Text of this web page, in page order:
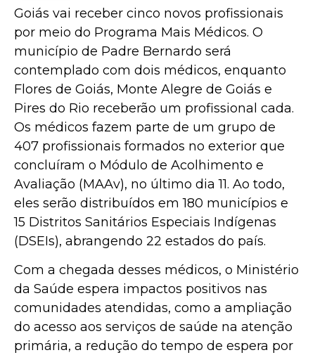
Goiás vai receber cinco novos profissionais
por meio do Programa Mais Médicos. O
município de Padre Bernardo será
contemplado com dois médicos, enquanto
Flores de Goiás, Monte Alegre de Goiás e
Pires do Rio receberão um profissional cada.
Os médicos fazem parte de um grupo de
407 profissionais formados no exterior que
concluíram o Módulo de Acolhimento e
Avaliação (MAAv), no último dia 11. Ao todo,
eles serão distribuídos em 180 municípios e
15 Distritos Sanitários Especiais Indígenas
(DSEIs), abrangendo 22 estados do país.
Com a chegada desses médicos, o Ministério
da Saúde espera impactos positivos nas
comunidades atendidas, como a ampliação
do acesso aos serviços de saúde na atenção
primária, a redução do tempo de espera por